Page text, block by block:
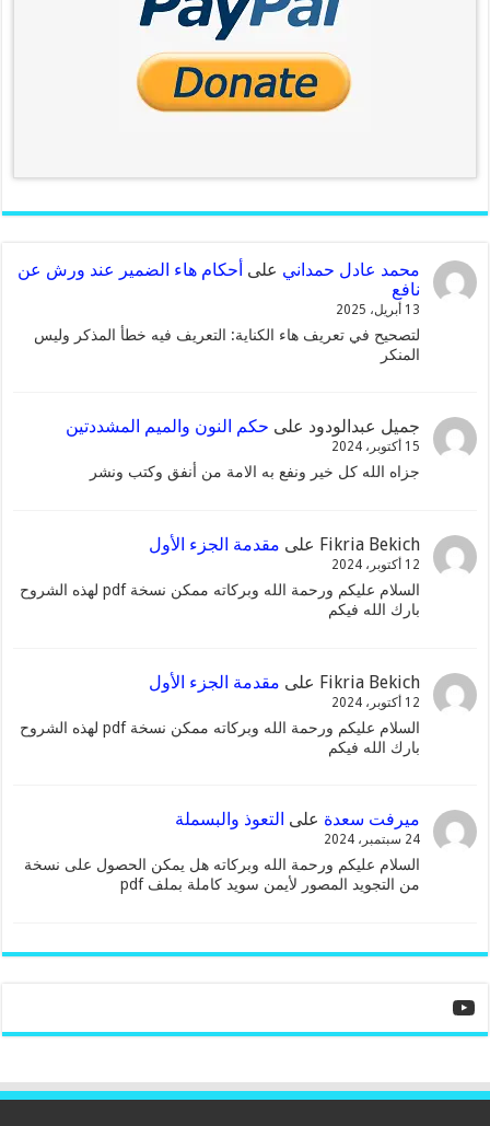
محمد عادل حمدانيعلى أحكام هاء الضمير عند ورش عن
نافع
13 أبريل، 2025
لتصحيح في تعريف هاء الكناية: التعريف فيه خطأ المذكر وليس
المنكر
جميل عبدالودودعلى حكم النون والميم المشددتين
15 أكتوبر، 2024
جزاه الله كل خير ونفع به الامة من أنفق وكتب ونشر
Fikria Bekichعلى مقدمة الجزء الأول
12 أكتوبر، 2024
السلام عليكم ورحمة الله وبركاته ممكن نسخة pdf لهذه الشروح
بارك الله فيكم
Fikria Bekichعلى مقدمة الجزء الأول
12 أكتوبر، 2024
السلام عليكم ورحمة الله وبركاته ممكن نسخة pdf لهذه الشروح
بارك الله فيكم
ميرفت سعدةعلى التعوذ والبسملة
24 سبتمبر، 2024
السلام عليكم ورحمة الله وبركاته هل يمكن الحصول على نسخة
من التجويد المصور لأيمن سويد كاملة بملف pdf
YouTube